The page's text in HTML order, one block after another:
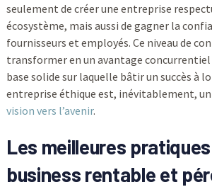
seulement de créer une entreprise
écosystème, mais aussi de gagner la
fournisseurs et employés. Ce niveau de
transformer en un avantage
base solide sur laquelle bâtir un succès à
entreprise éthique est, inévitablement, un
vision vers l’avenir.
Les meilleures
business rentable et